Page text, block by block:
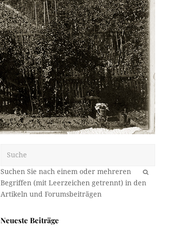
OK
Neueste Beiträge